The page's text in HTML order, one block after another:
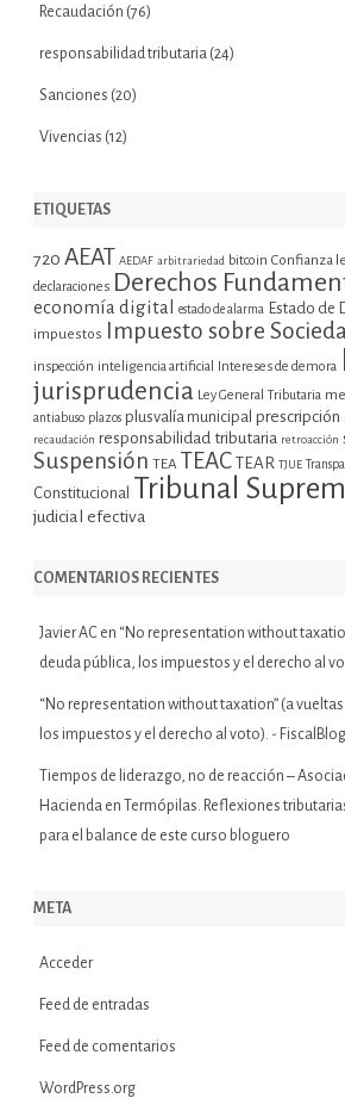
Recaudación (76)
responsabilidad tributaria (24)
Sanciones (20)
Vivencias (12)
ETIQUETAS
720 AEAT AEDAF arbitrariedad bitcoin Confianza
declaraciones Derechos
economía digital estado de alarma Estado de
impuestos Impuesto sobre
inspección inteligencia artificial Intereses de demora
jurisprudencia Ley General Tributaria
antiabuso plazos plusvalía municipal prescripción
recaudación responsabilidad tributaria retroacción
Suspensión TEA TEAC TEAR TJUE
Constitucional Tribunal
judicial efectiva
COMENTARIOS RECIENTES
Javier AC en “No representation without
deuda pública, los impuestos y el derecho al
“No representation without taxation” (a
los impuestos y el derecho al voto). - FiscalBlog
Tiempos de liderazgo, no de reacción –
Hacienda en
Termópilas. Reflexiones
para el balance de este curso bloguero
META
Acceder
Feed de entradas
Feed de comentarios
WordPress.org